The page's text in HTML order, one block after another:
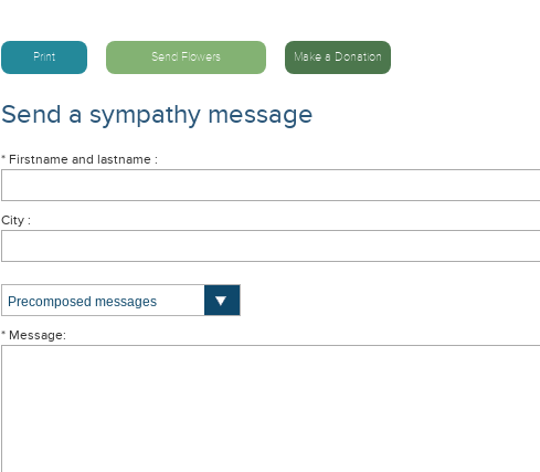
Print Send Flowers Make a Donation
Send a sympathy message
* Firstname and lastname :
City :
* Message: